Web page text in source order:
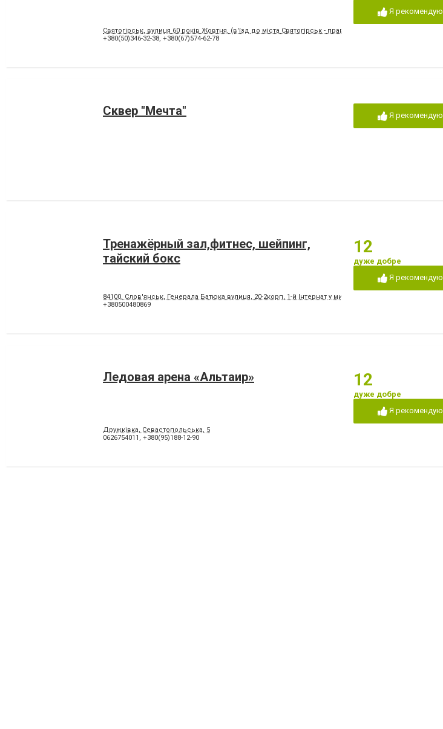
Святогірськ, вулиця 60 років Жовтня, (в'їзд до міста Святогірськ - праворуч)
+380(50)346-32-38, +380(67)574-62-78
Я рекомендую
Сквер "Мечта" Я рекомендую
Тренажёрный зал,фитнес, шейпинг,
тайский бокс
84100, Слов'янськ, Генерала Батюка вулиця, 20-2корп, 1-й Інтернат у минулому
+380500480869
12
дуже добре
Я рекомендую
Ледовая арена «Альтаир»
Дружківка, Севастопольська, 5
0626754011 , +380(95)188-12-90
12
дуже добре
Я рекомендую